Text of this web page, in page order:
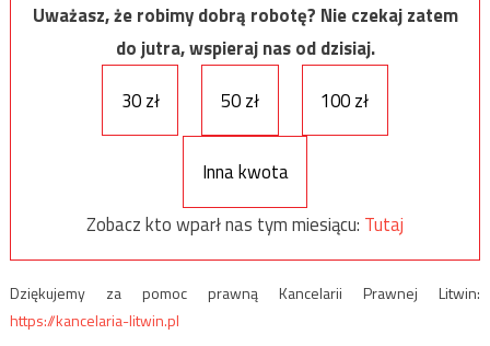
Uważasz, że robimy dobrą robotę? Nie czekaj zatem
do jutra, wspieraj nas od dzisiaj.
30 zł
50 zł 100 zł
Inna kwota
Zobacz kto wparł nas tym miesiącu: Tutaj
Dziękujemy za pomoc prawną Kancelarii Prawnej Litwin:
https://kancelaria-litwin.pl